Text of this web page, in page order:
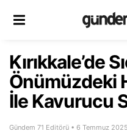
Kırıkkale’de
Önümüzdeki
İle Kavurucu
Gündem 71 Editörü • 6 Temmuz